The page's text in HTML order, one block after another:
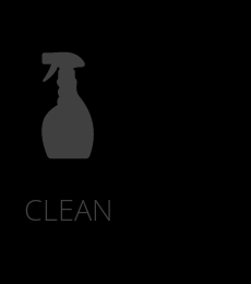
CLEAN